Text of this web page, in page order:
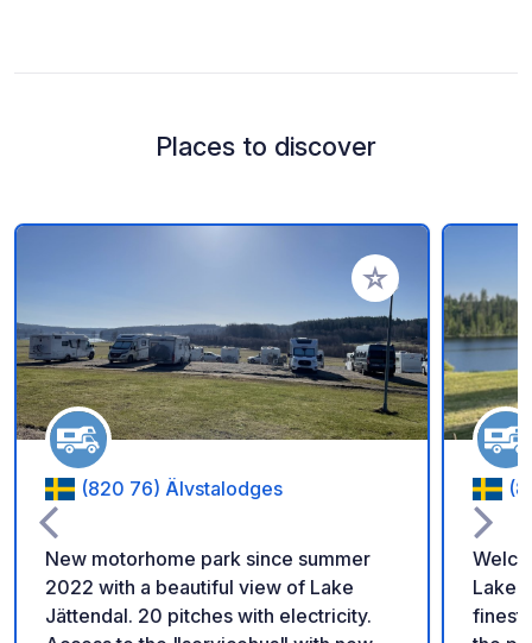
Places to discover
Add to your
(820 76) Älvstalodges
New motorhome park since summer
2022 with a beautiful view of Lake
Jättendal. 20 pitches with electricity.
Lake
finest. Escape the everyday and enjoy